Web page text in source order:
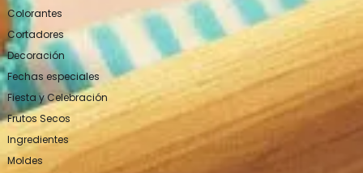
Colorantes
Cortadores
Decoración
Fechas especiales
Fiesta y Celebración
Frutos Secos
Ingredientes
Moldes